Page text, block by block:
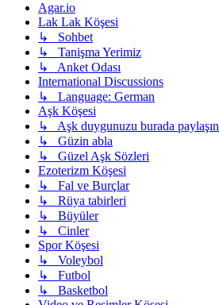
Agar.io
Lak Lak Köşesi
↳ Sohbet
↳ Tanişma Yerimiz
↳ Anket Odası
International Discussions
↳ Language: German
Aşk Köşesi
↳ Aşk duygunuzu burada paylaşın
↳ Güzin abla
↳ Güzel Aşk Sözleri
Ezoterizm Köşesi
↳ Fal ve Burçlar
↳ Rüya tabirleri
↳ Büyüler
↳ Cinler
Spor Köşesi
↳ Voleybol
↳ Futbol
↳ Basketbol